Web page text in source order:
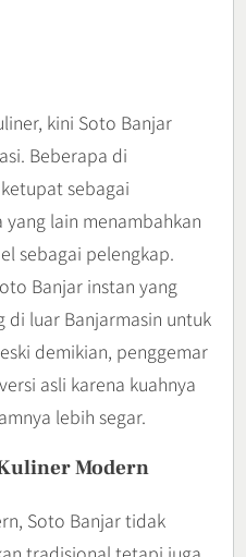
kini Soto Banjar
Beberapa di
sebagai
lain menambahkan
sebagai pelengkap.
Banjar instan yang
di luar Banjarmasin untuk
demikian, penggemar
asli karena kuahnya
lebih segar.
Modern
Soto Banjar tidak